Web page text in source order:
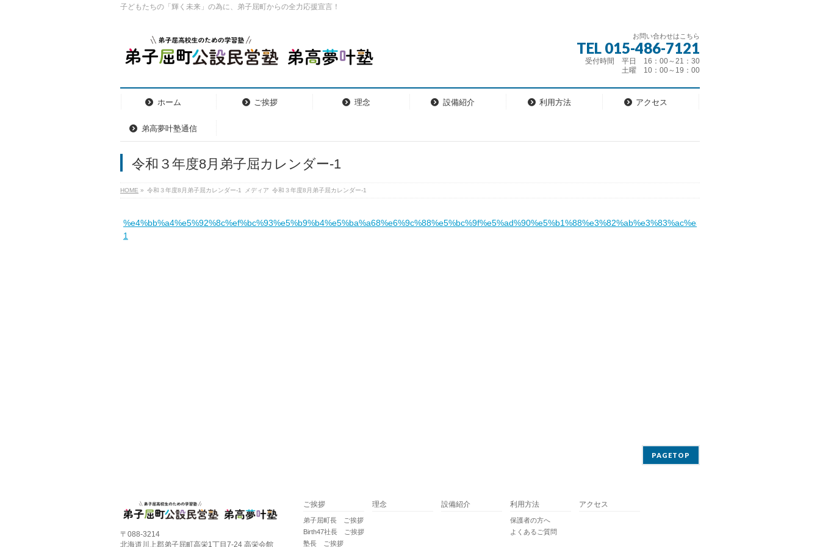
子どもたちの「輝く未来」の為に、弟子屈町からの全力応援宣言！
お問い合わせはこちら
TEL 015-486-7121
受付時間 平日 16：00～21：30
土曜 10：00～19：00
ホーム ご挨拶 理念 設備紹介 利用方法 アクセス
弟高夢叶塾通信
令和３年度8月弟子屈カレンダー-1
HOME » 令和３年度8月弟子屈カレンダー-1 メディア 令和３年度8月弟子屈カレンダー-1
1
PAGETOP
〒088-3214
北海道川上郡弟子屈町高栄1丁目7-24 高栄会館
ご挨拶
弟子屈町長 ご挨拶
Birth47社長 ご挨拶
塾長 ご挨拶
理念 設備紹介 利用方法
保護者の方へ
よくあるご質問
アクセス